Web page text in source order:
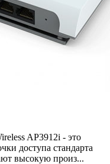
AP3912i - это
доступа стандарта
высокую произ...